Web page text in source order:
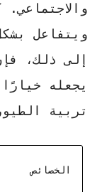
ويتفاعل
إلى ذلك،
يجعله
تربية
الخصائص